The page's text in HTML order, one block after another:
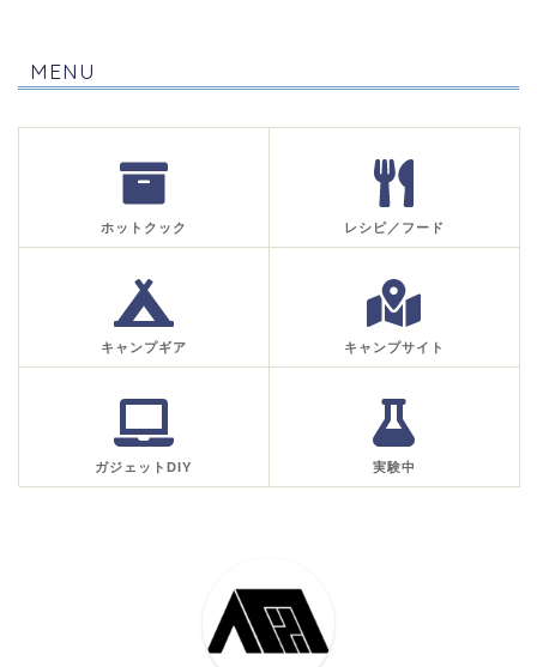
MENU
ホットクック レシピ／フード
キャンプギア キャンプサイト
ガジェットDIY 実験中